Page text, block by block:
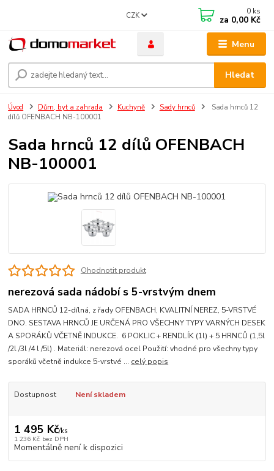
Menu
CZK
Hledat
0 ks
za 0,00 Kč
Úvod Dům, byt a zahrada Kuchyně Sady hrnců
Sada hrnců 12
dílů OFENBACH NB-100001
Sada hrnců 12 dílů OFENBACH
NB-100001
Ohodnotit produkt
nerezová sada nádobí s 5-vrstvým dnem
SADA HRNCŮ 12-dílná, z řady OFENBACH, KVALITNÍ NEREZ, 5-VRSTVÉ
DNO. SESTAVA HRNCŮ JE URČENÁ PRO VŠECHNY TYPY VARNÝCH DESEK
A SPORÁKŮ VČETNĚ INDUKCE. 6 POKLIC + RENDLÍK (1l) + 5 HRNCŮ (1,5l
/2l /3l /4 l /5l) . Materiál: nerezová ocel Použití: vhodné pro všechny typy
sporáků včetně indukce 5-vrstvé ... celý popis
Dostupnost Není skladem
1 495 Kč/ks
1 236 Kč bez DPH
Momentálně není k dispozici